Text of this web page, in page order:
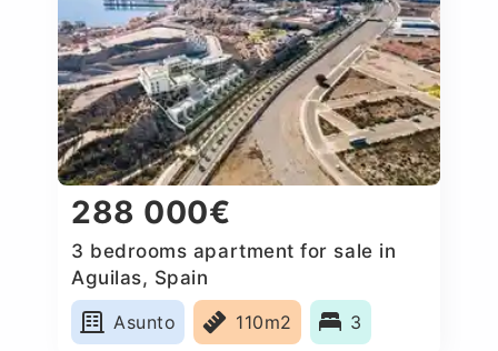
288 000€
3 bedrooms apartment for sale in
Aguilas, Spain
Asunto
110m2 3